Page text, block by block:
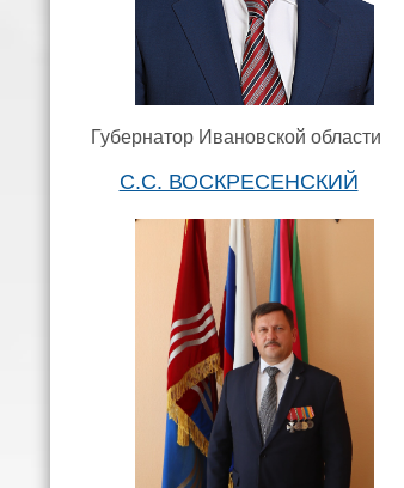
Губернатор Ивановской области
С.С. ВОСКРЕСЕНСКИЙ